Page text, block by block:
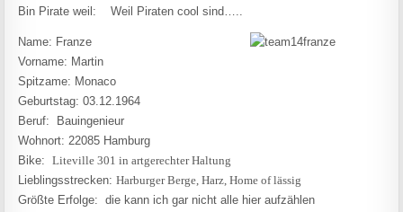
Bin Pirate weil: Weil Piraten cool sind…..
Name: Franze
Vorname: Martin
Spitzame: Monaco
Geburtstag: 03.12.1964
Beruf: Bauingenieur
Wohnort: 22085 Hamburg
Bike:Liteville 301 in artgerechter Haltung
Lieblingsstrecken:Harburger Berge, Harz, Home of lässig
Größte Erfolge: die kann ich gar nicht alle hier aufzählen